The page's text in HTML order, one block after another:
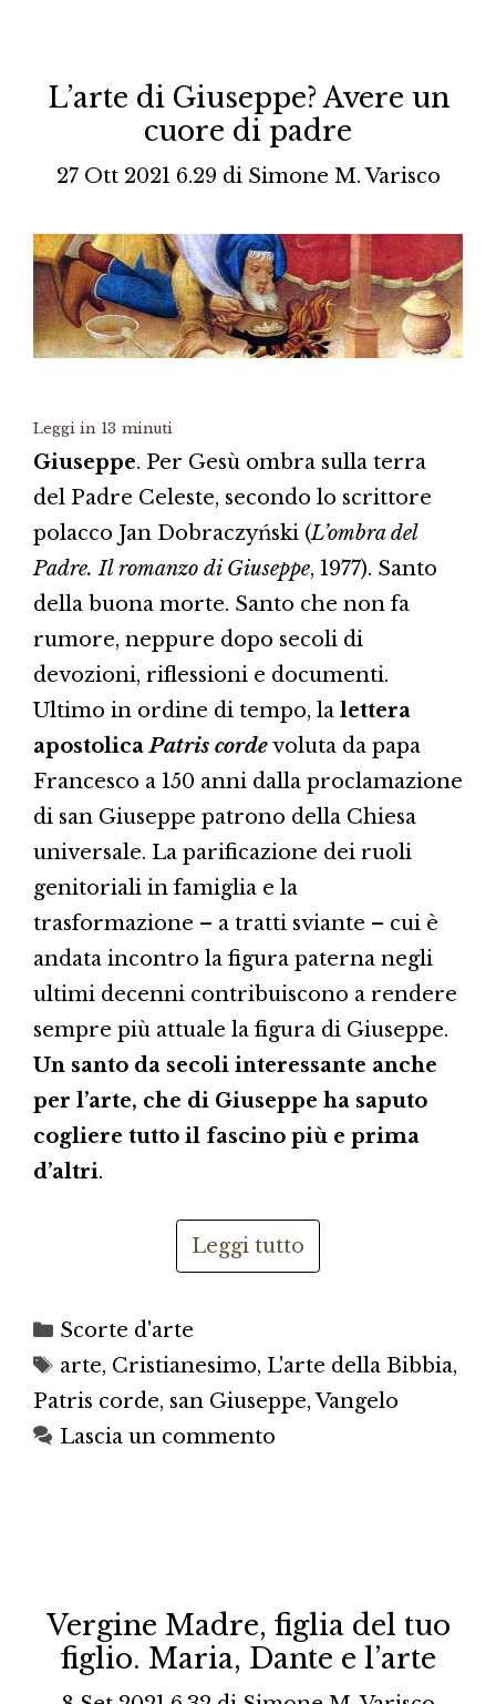
L’arte di Giuseppe? Avere un
cuore di padre
27 Ott 2021 6.29 di Simone M. Varisco
Leggi in 13 minuti
Giuseppe. Per Gesù ombra sulla terra
del Padre Celeste, secondo lo scrittore
polacco Jan Dobraczyński (L’ombra del
Padre. Il romanzo di Giuseppe, 1977). Santo
della buona morte. Santo che non fa
rumore, neppure dopo secoli di
devozioni, riflessioni e documenti.
Ultimo in ordine di tempo, la lettera
apostolicaPatris cordevoluta da papa
Francesco a 150 anni dalla proclamazione
di san Giuseppe patrono della Chiesa
universale. La parificazione dei ruoli
genitoriali in famiglia e la
trasformazione – a tratti sviante – cui è
andata incontro la figura paterna negli
ultimi decenni contribuiscono a rendere
sempre più attuale la figura di Giuseppe.
Un santo da secoli interessante anche
per l’arte, che di Giuseppe ha saputo
cogliere tutto il fascino più e prima
d’altri.
Leggi tutto
Categorie
Scorte d'arte
Tag
arte, Cristianesimo, L'arte della Bibbia,
Patris corde, san Giuseppe,Vangelo
Lascia un commento
Vergine Madre, figlia del tuo
figlio. Maria, Dante e l’arte